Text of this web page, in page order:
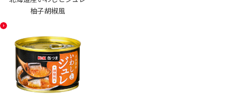
柚子胡椒風